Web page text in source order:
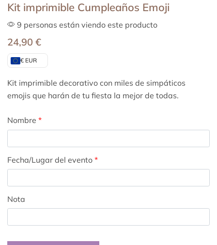
Kit imprimible Cumpleaños Emoji
9 personas están viendo este producto
24,90 €
€ EUR
Kit imprimible decorativo con miles de simpáticos
emojis que harán de tu fiesta la mejor de todas.
Nombre *
Fecha/Lugar del evento *
Nota